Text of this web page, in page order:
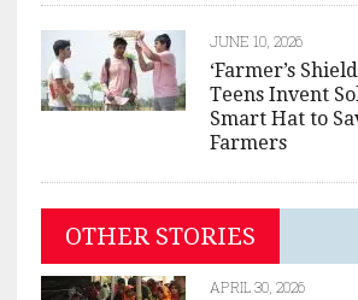
JUNE 10, 2026
‘Farmer’s
Teens Invent
Smart Hat to
Farmers
OTHER STORIES
APRIL 30, 2026